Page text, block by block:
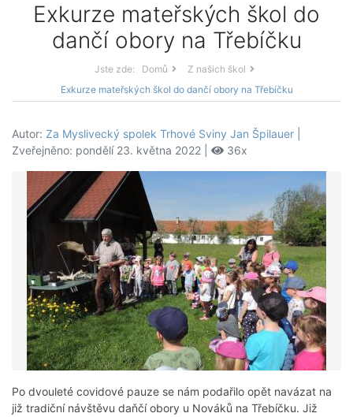
Exkurze mateřských škol do
dančí obory na Třebíčku
Jste zde: Domů
Z našich škol
Exkurze mateřských škol do dančí obory na Třebíčku
Autor: Za Myslivecký spolek Trhové Sviny Jan Špilauer
Zveřejněno: pondělí 23. května 2022 |
36x
Po dvouleté covidové pauze se nám podařilo opět navázat na
již tradiční návštěvu daňčí obory u Nováků na Třebíčku. Již